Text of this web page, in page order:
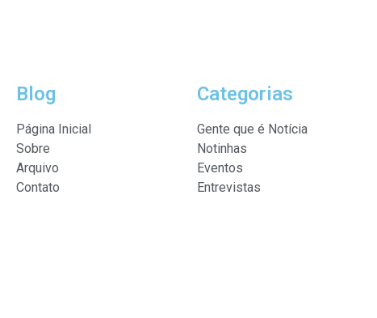
Blog
Página Inicial
Sobre
Arquivo
Contato
Categorias
Gente que é Notícia
Notinhas
Eventos
Entrevistas